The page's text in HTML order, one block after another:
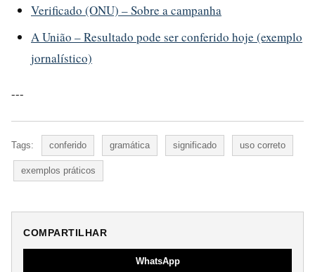
Verificado (ONU) – Sobre a campanha
A União – Resultado pode ser conferido hoje (exemplo
jornalístico)
---
Tags: conferido gramática significado uso correto
exemplos práticos
COMPARTILHAR
WhatsApp